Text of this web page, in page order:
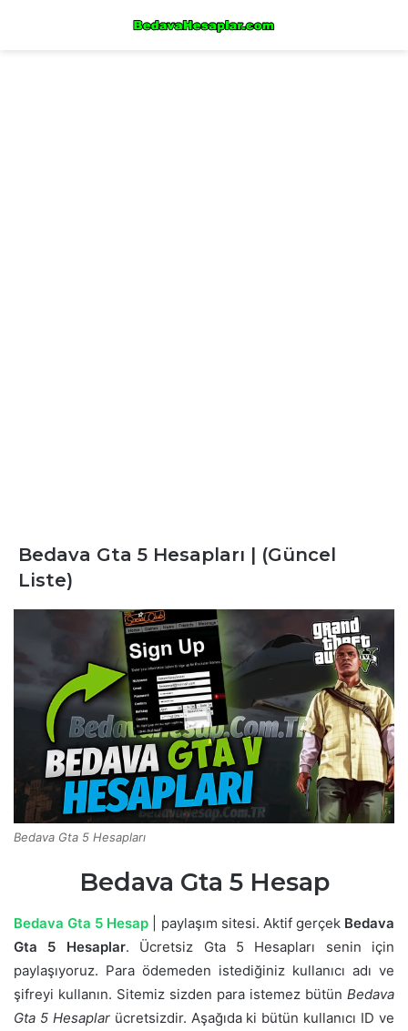
Bedava Gta 5 Hesapları | (Güncel
Liste)
Bedava Gta 5 Hesapları
Bedava Gta 5 Hesap
Bedava Gta 5 Hesap | paylaşım sitesi. Aktif gerçek Bedava
Gta 5 Hesaplar. Ücretsiz Gta 5 Hesapları senin için
paylaşıyoruz. Para ödemeden istediğiniz kullanıcı adı ve
şifreyi kullanın. Sitemiz sizden para istemez bütün Bedava
Gta 5 Hesaplarücretsizdir. Aşağıda ki bütün kullanıcı ID ve